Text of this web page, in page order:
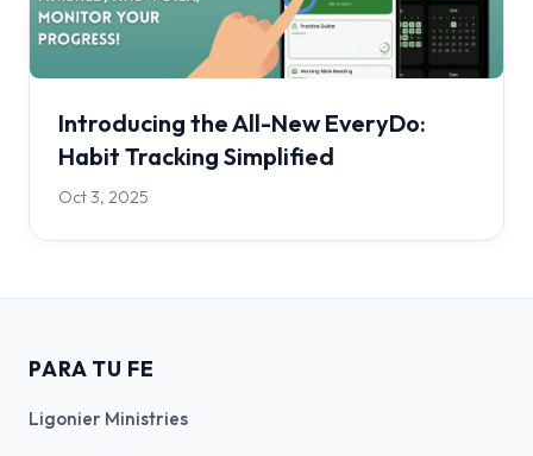
Introducing the All-New EveryDo:
Habit Tracking Simplified
Oct 3, 2025
PARA TU FE
Ligonier Ministries